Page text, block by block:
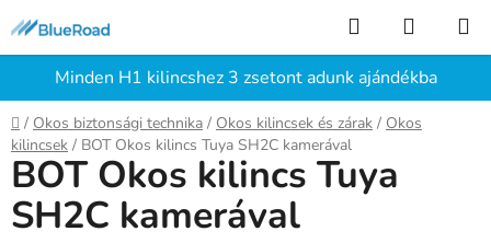
fő
tartalomhozMinden H1 kilincshez 3 zsetont adunk ajándékba
KeresésKOSÁR
Kezdőlap
/ Okos biztonsági technika / Okos kilincsek és zárak / Okos
kilincsek / BOT Okos kilincs Tuya SH2C kamerával
BOT Okos kilincs Tuya
SH2C kamerával